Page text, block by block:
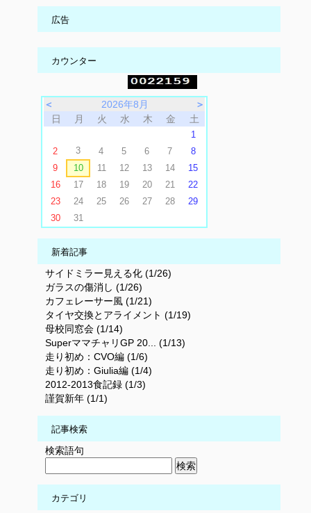
広告
カウンター
＜ 2026年8月
＞
日
月 火 水 木 金 土
1
2
3 4 5 6 7
8
9
10 11 12 13 14
15
16
17 18 19 20 21
22
23
24 25 26 27 28
29
30
31
新着記事
サイドミラー見える化 (1/26)
ガラスの傷消し (1/26)
カフェレーサー風 (1/21)
タイヤ交換とアライメント (1/19)
母校同窓会 (1/14)
SuperママチャリGP 20... (1/13)
走り初め：CVO編 (1/6)
走り初め：Giulia編 (1/4)
2012-2013食記録 (1/3)
謹賀新年 (1/1)
記事検索
検索語句
カテゴリ